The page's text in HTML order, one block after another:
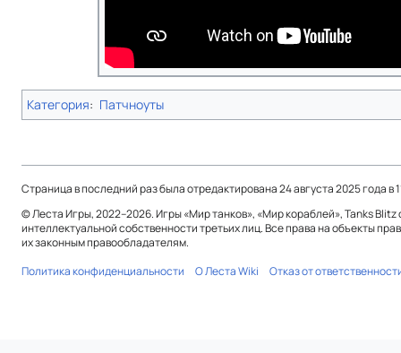
Категория: Патчноуты
Страница в последний раз была отредактирована 24 августа 2025 года в
© Леста Игры, 2022–2026. Игры «Мир танков», «Мир кораблей», Tanks Blitz
интеллектуальной собственности третьих лиц. Все права на объекты
их законным правообладателям.
Политика конфиденциальности
О Леста Wiki Отказ от